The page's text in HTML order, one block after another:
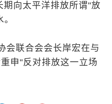
向太平洋排放所谓"放
会联合会会长岸宏在与
申"反对排放这一立场